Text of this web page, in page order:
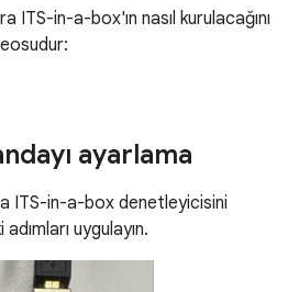
ITS-in-a-box'ın nasıl kurulacağını
ayarlama
ITS-in-a-box denetleyicisini
uygulayın.